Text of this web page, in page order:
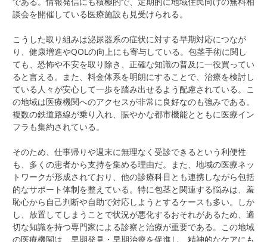
談会を開催している医療施設も見受けられる。
こうした取り組みは泌尿器系の症状に対する早期対応につなが
り、健康増進やQOLの向上にも寄与している。包茎手術に関し
ても、恐怖や不安を取り除き、正確な知識の普及に一役買ってい
ると言える。また、料金体系を明朗にすることで、治療を検討し
ている人々が安心して一歩を踏み出せるよう配慮されている。こ
の地域は医療機関へのアクセスが非常に良好なのも強みである。
複数の鉄道路線が乗り入れ、賑やかな都市機能とともに医療イン
フラも集約されている。
そのため、仕事帰りや週末に無理なく受診できるという利便性
も、多くの患者から支持を集める理由だ。また、地域の医療ネッ
トワークが形成されており、他の診療科目とも連携しながら包括
的なサポート体制を整えている。特に包茎と関連する悩みは、羞
恥心から自己判断や自助で対応しようとするケースも多い。しか
し、放置してしまうことで状況が悪化するおそれがあるため、適
切な知識を持つ専門家による診察と治療が重要である。この地域
の医療機関は、早期発見・早期治療を促進し、精神的なケアにも